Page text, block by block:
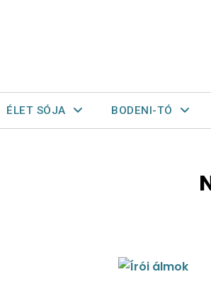
ÉLET SÓJA BODENI-TÓ